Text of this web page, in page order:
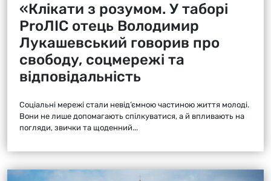
«Клікати з розумом. У таборі
ProЛІС отець Володимир
Лукашевський говорив про
свободу, соцмережі та
відповідальність
Соціальні мережі стали невід’ємною частиною життя молоді.
Вони не лише допомагають спілкуватися, а й впливають на
погляди, звички та щоденний...